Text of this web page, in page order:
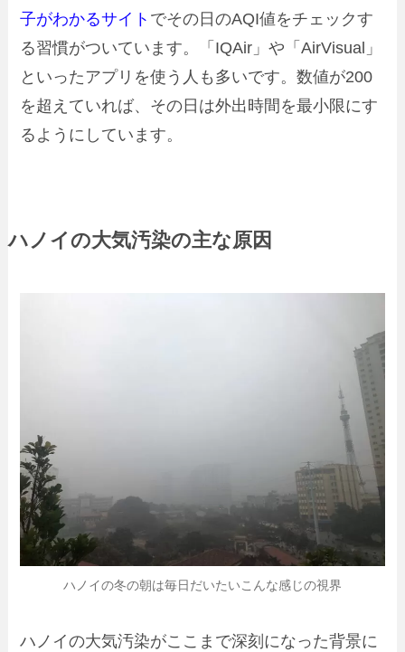
子がわかるサイト でその日のAQI値をチェックす
る習慣がついています。「IQAir」や「AirVisual」
といったアプリを使う人も多いです。数値が200
を超えていれば、その日は外出時間を最小限にす
るようにしています。
ハノイの大気汚染の主な原因
ハノイの冬の朝は毎日だいたいこんな感じの視界
ハノイの大気汚染がここまで深刻になった背景に